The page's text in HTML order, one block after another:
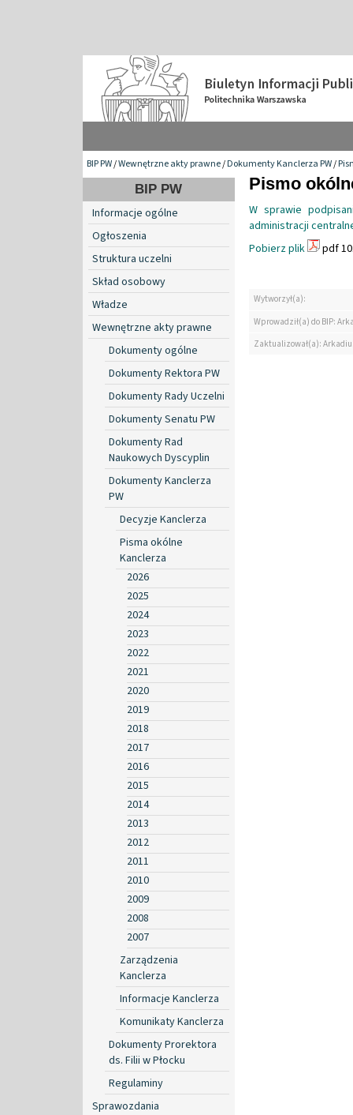
BIP PW/Wewnętrzne akty prawne/Dokumenty Kanclerza PW/
BIP PW
Informacje ogólne
Ogłoszenia
Struktura uczelni
Skład osobowy
Władze
Wewnętrzne akty prawne
Dokumenty ogólne
Dokumenty Rektora PW
Dokumenty Rady Uczelni
Dokumenty Senatu PW
Dokumenty Rad
Naukowych Dyscyplin
Dokumenty Kanclerza
PW
Decyzje Kanclerza
Pisma okólne
Kanclerza
2026
2025
2024
2023
2022
2021
2020
2019
2018
2017
2016
2015
2014
2013
2012
2011
2010
2009
2008
2007
Zarządzenia
Kanclerza
Informacje Kanclerza
Komunikaty Kanclerza
Dokumenty Prorektora
ds. Filii w Płocku
Regulaminy
Sprawozdania
Pismo
W sprawie
administracji
Pobierz plik
pdf
Wytworzył(a):
Wprowadził(a) do BIP:
Zaktualizował(a):